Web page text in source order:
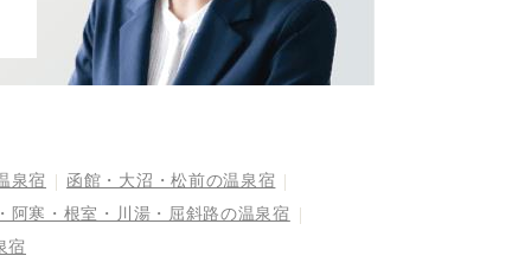
泉宿
函館・大沼・松前の温泉宿
阿寒・根室・川湯・屈斜路の温泉宿
宿